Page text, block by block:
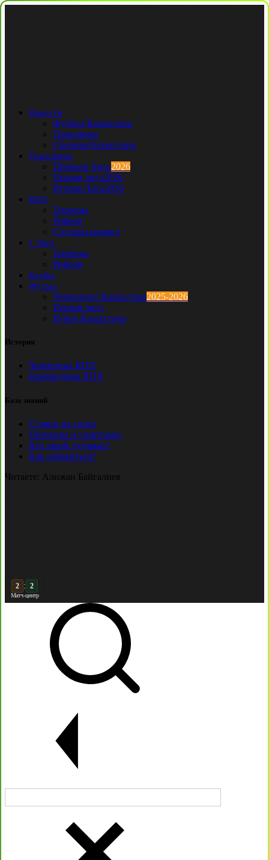
Новости
Футбол Казахстана
Трансферы
Сборная Казахстана
Трансферы
Премьер Лига2026
Первая лига2026
Вторая Лига2026
КПЛ
Тренеры
Рефери
Составы команд
1 Лига
Тренеры
Рефери
Клубы
Футзал
Чемпионат Казахстана2025-2026
Первая лига
Кубок Казахстана
История
Чемпионы КПЛ
Бомбардиры КПЛ
База знаний
Ставки на спорт
Причины и симптомы
Кто такой лудоман?
Как избавиться?
Читаете: Алижан Байгалиев
: 2
Матч-центр